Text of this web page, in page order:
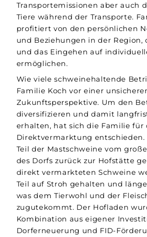
Transportemissionen aber auch
Tiere während der Transporte.
profitiert von den persönlichen
und Beziehungen in der Region,
und das Eingehen auf
ermöglichen.
Wie viele schweinehaltende
Familie Koch vor einer
Zukunftsperspektive. Um den
diversifizieren und damit
erhalten, hat sich die Familie für
Direktvermarktung
Teil der Mastschweine vom
des Dorfs zurück zur Hofstätte
direkt vermarkteten Schweine
Teil auf Stroh gehalten und
was dem Tierwohl und der
zugutekommt. Der Hofladen
Kombination aus eigener
Dorferneuerung und FID-